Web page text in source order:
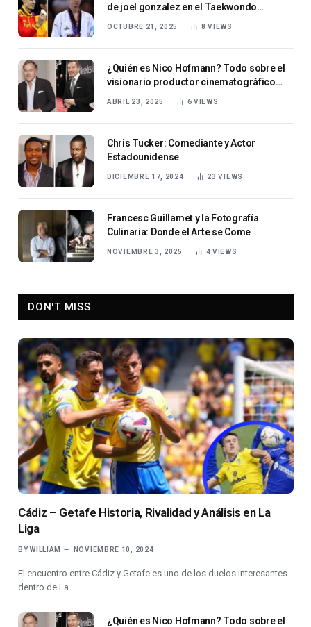
de joel gonzalez en el Taekwondo
Mundial
OCTUBRE 21, 2025 8VIEWS
¿Quién es Nico Hofmann? Todo sobre el
visionario productor cinematográfico
detrás de los grandes éxitos de Alemania
ABRIL 23, 2025 6 VIEWS
Chris Tucker: Comediante y Actor
Estadounidense
DICIEMBRE 17, 2024 23VIEWS
Francesc Guillamet y la Fotografía
Culinaria: Donde el Arte se Come
NOVIEMBRE 3, 2025 4VIEWS
DON'T MISS
Cádiz – Getafe Historia, Rivalidad y Análisis en La
Liga
BY WILLIAM NOVIEMBRE 10, 2024
El encuentro entre Cádiz y Getafe es uno de los duelos interesantes
dentro de La…
¿Quién es Nico Hofmann? Todo sobre el